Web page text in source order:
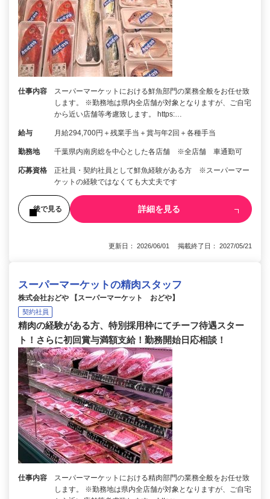
仕事内容
スーパーマーケットにおける鮮魚部門の業務全般をお任せ致
します。 ※勤務地は県内全店舗が対象となりますが、ご自宅
から近い店舗等考慮致します。 https:…
給与 月給294,700円＋残業手当＋賞与年2回＋各種手当
勤務地 千葉県内南房総を中心とした各店舗 ※全店舗 車通勤可
応募資格
正社員・契約社員として鮮魚経験がある方 ※スーパーマー
ケットの経験ではなくても大丈夫です
後で見る 詳細を見る
更新日： 2026/06/01 掲載終了日： 2027/05/21
スーパーマーケットの精肉スタッフ
株式会社おどや 【スーパーマーケット おどや】
契約社員
精肉の経験がある方、特別採用枠にてチーフ待遇スター
ト！さらに初回賞与満額支給！勤務開始日応相談！
仕事内容
スーパーマーケットにおける精肉部門の業務全般をお任せ致
します。 ※勤務地は県内全店舗が対象となりますが、ご自宅